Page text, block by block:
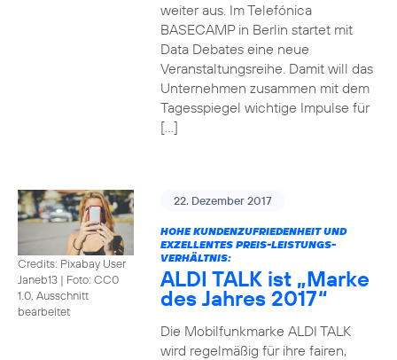
weiter aus. Im Telefónica
BASECAMP in Berlin startet mit
Data Debates eine neue
Veranstaltungsreihe. Damit will das
Unternehmen zusammen mit dem
Tagesspiegel wichtige Impulse für
[…]
Credits: Pixabay User
Janeb13 | Foto: CC0
1.0, Ausschnitt
bearbeitet
22. Dezember 2017
HOHE KUNDENZUFRIEDENHEIT UND
EXZELLENTES PREIS-LEISTUNGS-
VERHÄLTNIS:
ALDI TALK ist „Marke
des Jahres 2017“
Die Mobilfunkmarke ALDI TALK
wird regelmäßig für ihre fairen,